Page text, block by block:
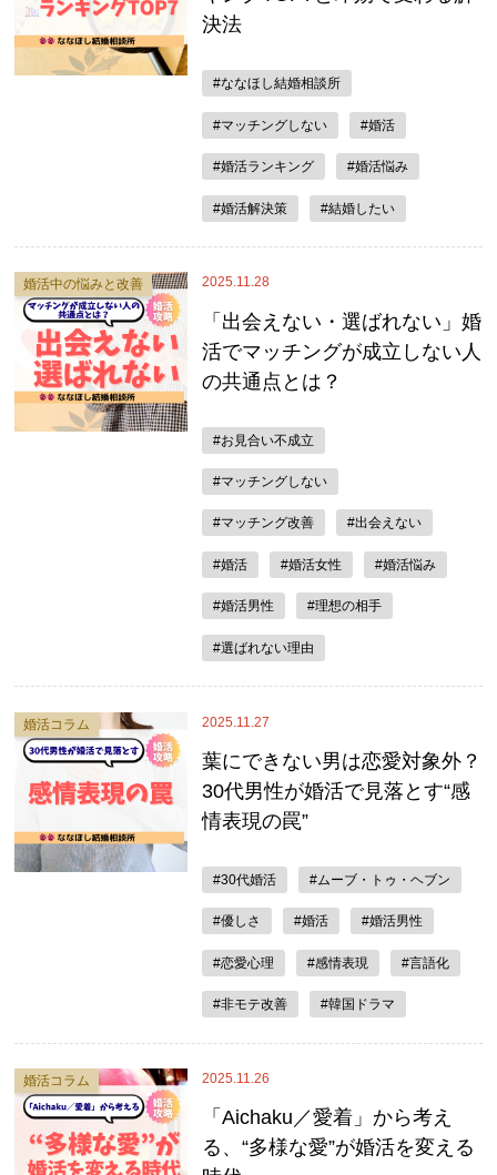
決法
#ななほし結婚相談所
#マッチングしない #婚活
#婚活ランキング #婚活悩み
#婚活解決策 #結婚したい
2025.11.28
婚活中の悩みと改善
「出会えない・選ばれない」婚
活でマッチングが成立しない人
の共通点とは？
#お見合い不成立
#マッチングしない
#マッチング改善 #出会えない
#婚活 #婚活女性 #婚活悩み
#婚活男性 #理想の相手
#選ばれない理由
2025.11.27
婚活コラム
葉にできない男は恋愛対象外？
30代男性が婚活で見落とす“感
情表現の罠”
#30代婚活 #ムーブ・トゥ・ヘブン
#優しさ #婚活 #婚活男性
#恋愛心理 #感情表現 #言語化
#非モテ改善 #韓国ドラマ
2025.11.26
婚活コラム
「Aichaku／愛着」から考え
る、“多様な愛”が婚活を変える